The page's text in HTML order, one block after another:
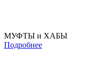
МУФТЫ и ХАБЫ
Подробнее